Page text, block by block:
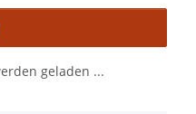
geladen ...